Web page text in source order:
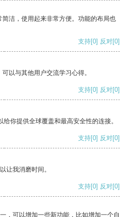
洁，使用起来非常方便。功能的布局也
支持[0] 反对[0]
以与其他用户交流学习心得。
支持[0] 反对[0]
你提供全球覆盖和最高安全性的连接。
支持[0] 反对[0]
让我消磨时间。
支持[0] 反对[0]
，可以增加一些新功能，比如增加一个自